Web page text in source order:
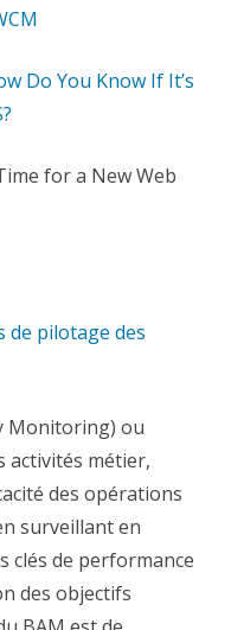
Do You Know If It’s
for a New Web
de pilotage des
Monitoring) ou
activités métier,
des opérations
surveillant en
clés de performance
des objectifs